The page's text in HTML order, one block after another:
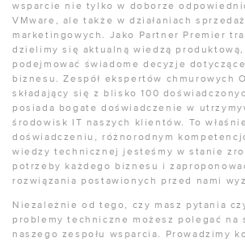
wsparcie nie tylko w doborze
VMware, ale także w działaniach
marketingowych. Jako Partner Premier
dzielimy się aktualną wiedzą produktową,
podejmować świadome decyzje
biznesu. Zespół ekspertów chmurowych
składający się z blisko 100
posiada bogate doświadczenie w
środowisk IT naszych klientów. To
doświadczeniu, różnorodnym
wiedzy technicznej jesteśmy w stanie
potrzeby każdego biznesu i
rozwiązania postawionych przed nami
Niezależnie od tego, czy masz pytania
problemy techniczne możesz polegać na
naszego zespołu wsparcia. Prowadzimy